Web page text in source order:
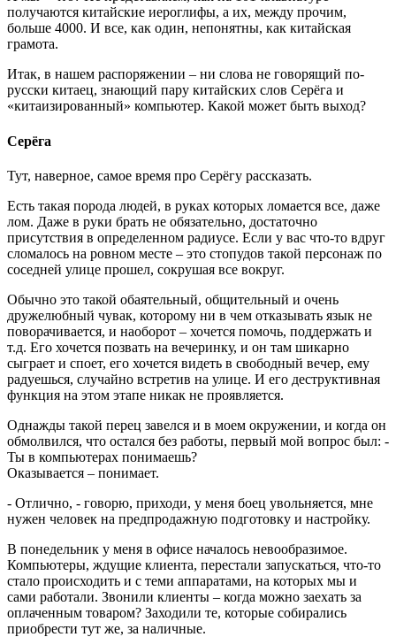
получаются китайские иероглифы, а их, между прочим,
больше 4000. И все, как один, непонятны, как китайская
грамота.
Итак, в нашем распоряжении – ни слова не говорящий по-
русски китаец, знающий пару китайских слов Серёга и
«китаизированный» компьютер. Какой может быть выход?
Серёга
Тут, наверное, самое время про Серёгу рассказать.
Есть такая порода людей, в руках которых ломается все, даже
лом. Даже в руки брать не обязательно, достаточно
присутствия в определенном радиусе. Если у вас что-то вдруг
сломалось на ровном месте – это стопудов такой персонаж по
соседней улице прошел, сокрушая все вокруг.
Обычно это такой обаятельный, общительный и очень
дружелюбный чувак, которому ни в чем отказывать язык не
поворачивается, и наоборот – хочется помочь, поддержать и
т.д. Его хочется позвать на вечеринку, и он там шикарно
сыграет и споет, его хочется видеть в свободный вечер, ему
радуешься, случайно встретив на улице. И его деструктивная
функция на этом этапе никак не проявляется.
Однажды такой перец завелся и в моем окружении, и когда он
обмолвился, что остался без работы, первый мой вопрос был: -
Ты в компьютерах понимаешь?
Оказывается – понимает.
- Отлично, - говорю, приходи, у меня боец увольняется, мне
нужен человек на предпродажную подготовку и настройку.
В понедельник у меня в офисе началось невообразимое.
Компьютеры, ждущие клиента, перестали запускаться, что-то
стало происходить и с теми аппаратами, на которых мы и
сами работали. Звонили клиенты – когда можно заехать за
оплаченным товаром? Заходили те, которые собирались
приобрести тут же, за наличные.